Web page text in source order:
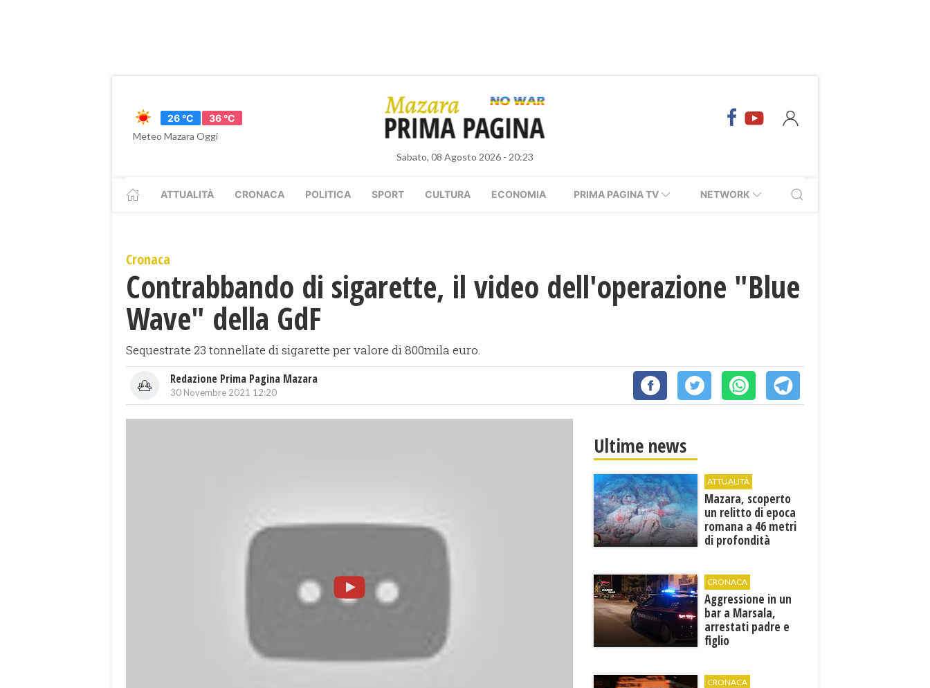
26 °C
36 °C
Meteo Mazara Oggi
Sabato, 08 Agosto 2026 - 20:23
ATTUALITÀ CRONACA POLITICA SPORT CULTURA ECONOMIA PRIMA PAGINA TV NETWORK
Cronaca
Contrabbando di sigarette, il video dell'operazione "Blue
Wave" della GdF
Sequestrate 23 tonnellate di sigarette per valore di 800mila euro.
Redazione Prima Pagina Mazara
30 Novembre 2021 12:20
Ultime news
ATTUALITÀ
Mazara, scoperto
un relitto di epoca
romana a 46 metri
di profondità
CRONACA
Aggressione in un
bar a Marsala,
arrestati padre e
figlio
CRONACA